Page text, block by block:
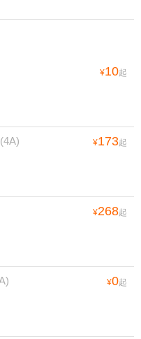
¥10起
(4A) ¥173起
¥268起
¥0起